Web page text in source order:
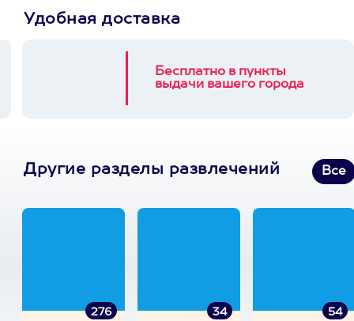
Удобная доставка
Бесплатно в пункты
выдачи вашего города
Другие разделы развлечений Все
276
34
54